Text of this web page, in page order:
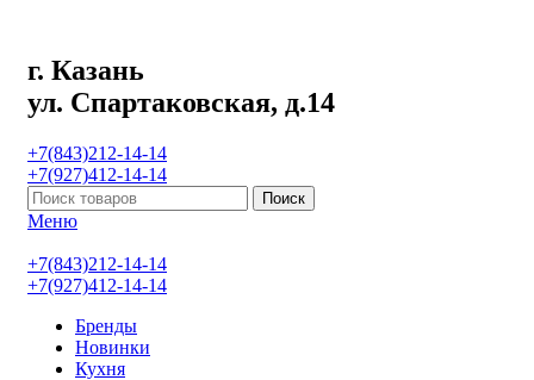
г. Казань
ул. Спартаковская, д.14
+7(843)212-14-14
+7(927)412-14-14
Поиск
Меню
+7(843)212-14-14
+7(927)412-14-14
Бренды
Новинки
Кухня